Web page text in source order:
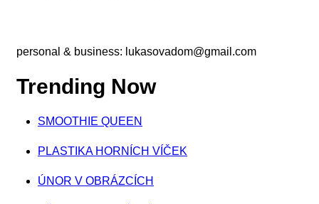
personal & business: lukasovadom@gmail.com
Trending Now
SMOOTHIE QUEEN
PLASTIKA HORNÍCH VÍČEK
ÚNOR V OBRÁZCÍCH